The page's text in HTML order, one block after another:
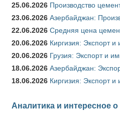
25.06.2026 Производство
23.06.2026 Азербайджан:
22.06.2026 Средняя цена
20.06.2026 Киргизия: Экспорт
20.06.2026 Грузия: Экспорт и
18.06.2026 Азербайджан:
18.06.2026 Киргизия: Экспорт
Аналитика и интересное